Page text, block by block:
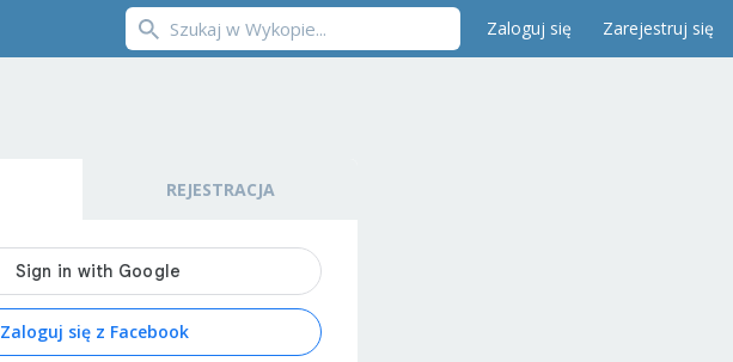
Zaloguj się Zarejestruj się
REJESTRACJA
Zaloguj się z Facebook